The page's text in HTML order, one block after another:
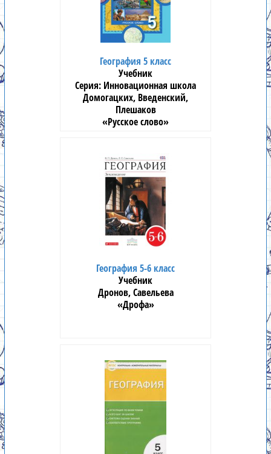
География 5 класс
Учебник
Инновационная школа
Домогацких, Введенский,
Плешаков
«Русское слово»
География 5-6 класс
Учебник
Дронов, Савельева
«Дрофа»